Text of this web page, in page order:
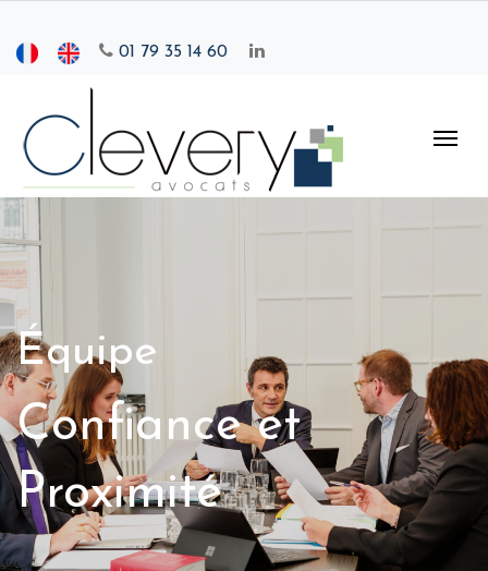
01 79 35 14 60
Équipe
Confiance et
Proximité